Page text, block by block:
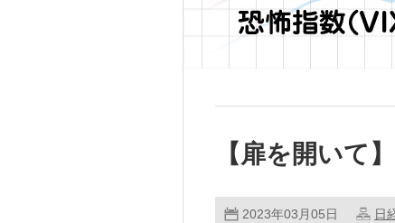
【扉を開いて
2023年03月05日 日